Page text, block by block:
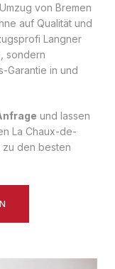
von Bremen
auf Qualität und
Langner
, sondern
Garantie in und
und lassen
La Chaux-de-
zu den besten